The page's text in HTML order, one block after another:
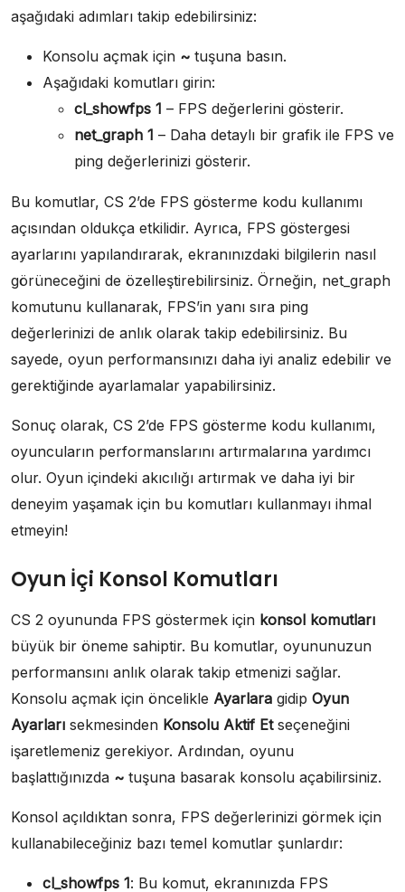
aşağıdaki adımları takip edebilirsiniz:
Konsolu açmak için ~ tuşuna basın.
Aşağıdaki komutları girin:
cl_showfps 1 – FPS değerlerini gösterir.
net_graph 1 – Daha detaylı bir grafik ile FPS ve
ping değerlerinizi gösterir.
Bu komutlar, CS 2’de FPS gösterme kodu kullanımı
açısından oldukça etkilidir. Ayrıca, FPS göstergesi
ayarlarını yapılandırarak, ekranınızdaki bilgilerin nasıl
görüneceğini de özelleştirebilirsiniz. Örneğin, net_graph
komutunu kullanarak, FPS’in yanı sıra ping
değerlerinizi de anlık olarak takip edebilirsiniz. Bu
sayede, oyun performansınızı daha iyi analiz edebilir ve
gerektiğinde ayarlamalar yapabilirsiniz.
Sonuç olarak, CS 2’de FPS gösterme kodu kullanımı,
oyuncuların performanslarını artırmalarına yardımcı
olur. Oyun içindeki akıcılığı artırmak ve daha iyi bir
deneyim yaşamak için bu komutları kullanmayı ihmal
etmeyin!
Oyun İçi Konsol Komutları
CS 2 oyununda FPS göstermek için konsol komutları
büyük bir öneme sahiptir. Bu komutlar, oyununuzun
performansını anlık olarak takip etmenizi sağlar.
Konsolu açmak için öncelikle Ayarlara gidip Oyun
Ayarları sekmesinden Konsolu Aktif Etseçeneğini
işaretlemeniz gerekiyor. Ardından, oyunu
başlattığınızda ~ tuşuna basarak konsolu açabilirsiniz.
Konsol açıldıktan sonra, FPS değerlerinizi görmek için
kullanabileceğiniz bazı temel komutlar şunlardır:
cl_showfps 1: Bu komut, ekranınızda FPS